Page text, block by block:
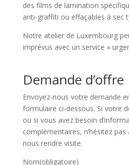
des films de lamination
anti-graffiti ou effaçables à sec
Notre atelier de Luxembourg
imprévus avec un service «
Demande d’offre
Envoyez-nous votre demande
formulaire ci-dessous. Si votre
ou si vous avez besoin
complémentaires, n’hésitez pas
nous rendre visite.
Nom(obligatoire)